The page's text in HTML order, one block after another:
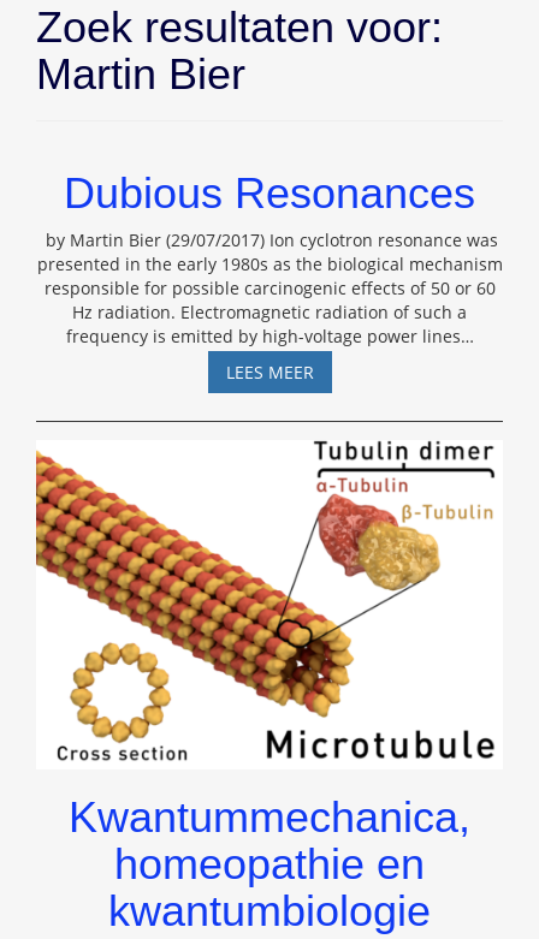
Zoek resultaten voor:
Martin Bier
Dubious Resonances
by Martin Bier (29/07/2017) Ion cyclotron resonance was
presented in the early 1980s as the biological mechanism
responsible for possible carcinogenic effects of 50 or 60
Hz radiation. Electromagnetic radiation of such a
frequency is emitted by high-voltage power lines…
LEES MEERDUBIOUS
RESONANCES
Kwantummechanica,
homeopathie en
kwantumbiologie